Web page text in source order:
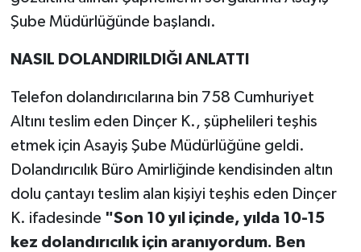
Şube Müdürlüğünde başlandı.
NASIL DOLANDIRILDIĞI ANLATTI
Telefon dolandırıcılarına bin 758 Cumhuriyet
Altını teslim eden Dinçer K., şüphelileri teşhis
etmek için Asayiş Şube Müdürlüğüne geldi.
Dolandırıcılık Büro Amirliğinde kendisinden altın
dolu çantayı teslim alan kişiyi teşhis eden Dinçer
K. ifadesinde "Son 10 yıl içinde, yılda 10-15
kez dolandırıcılık için aranıyordum. Ben